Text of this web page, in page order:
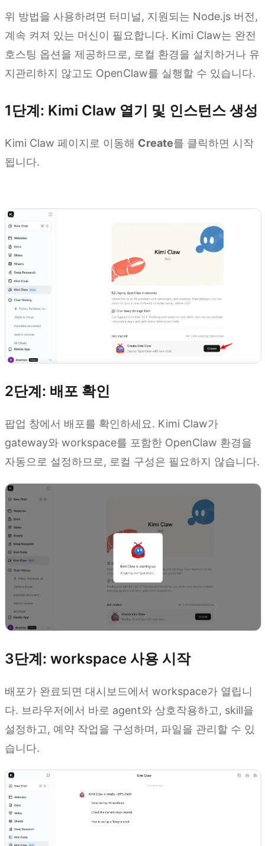
위 방법을 사용하려면 터미널, 지원되는 Node.js 버전,
계속 켜져 있는 머신이 필요합니다. Kimi Claw는 완전
호스팅 옵션을 제공하므로, 로컬 환경을 설치하거나 유
지관리하지 않고도 OpenClaw를 실행할 수 있습니다.
1단계: Kimi Claw 열기 및 인스턴스 생성
Kimi Claw 페이지로 이동해 Create를 클릭하면 시작
됩니다.
2단계: 배포 확인
팝업 창에서 배포를 확인하세요. Kimi Claw가
gateway와 workspace를 포함한 OpenClaw 환경을
자동으로 설정하므로, 로컬 구성은 필요하지 않습니다.
3단계: workspace 사용 시작
배포가 완료되면 대시보드에서 workspace가 열립니
다. 브라우저에서 바로 agent와 상호작용하고, skill을
설정하고, 예약 작업을 구성하며, 파일을 관리할 수 있
습니다.